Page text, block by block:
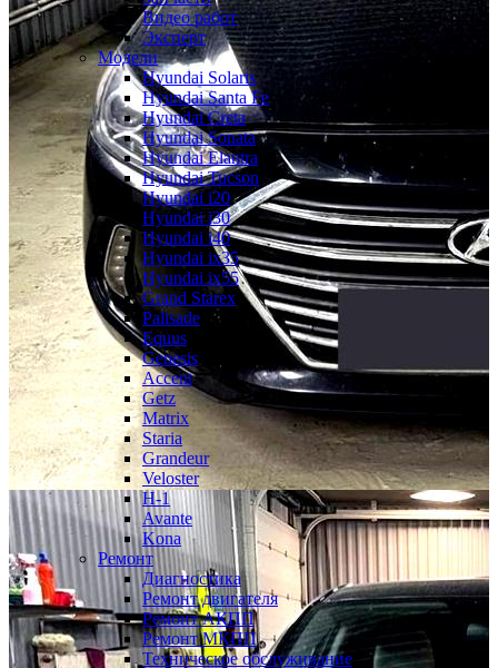
Видео работ
Эксперт
Модели
Hyundai Solaris
Hyundai Santa Fe
Hyundai Creta
Hyundai Sonata
Hyundai Elantra
Hyundai Tucson
Hyundai i20
Hyundai i30
Hyundai i40
Hyundai ix35
Hyundai ix55
Grand Starex
Palisade
Equus
Genesis
Accent
Getz
Matrix
Staria
Grandeur
Veloster
H-1
Avante
Kona
Ремонт
Диагностика
Ремонт двигателя
Ремонт АКПП
Ремонт МКПП
Техническое обслуживание